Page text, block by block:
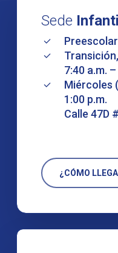
Sede Infantil
7:40 a.m.
Miércoles
1:00 p.m.
Calle 47D
¿CÓMO